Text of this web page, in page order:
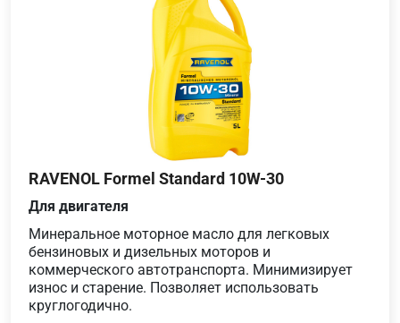
RAVENOL Formel Standard 10W-30
Для двигателя
Минеральное моторное масло для легковых
бензиновых и дизельных моторов и
коммерческого автотранспорта. Минимизирует
износ и старение. Позволяет использовать
круглогодично.